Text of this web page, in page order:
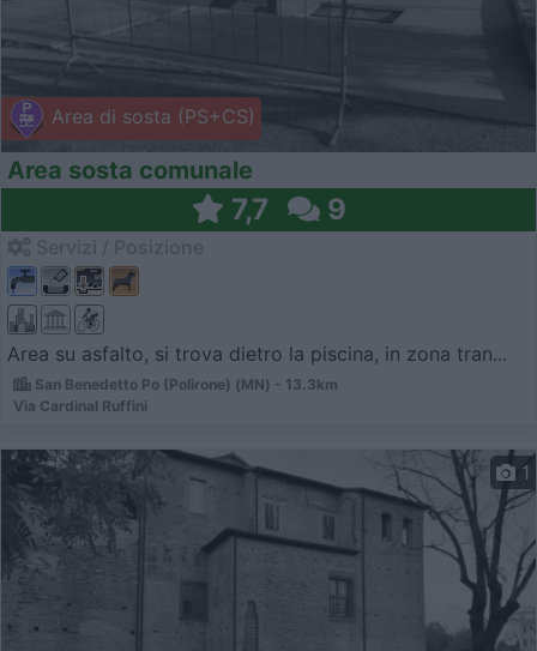
Area di sosta (PS+CS)
Area sosta comunale
7,7 9
Area su asfalto, si trova dietro la piscina, in zona tran...
San Benedetto Po (Polirone) (MN) - 13.3km
Via Cardinal Ruffini
1